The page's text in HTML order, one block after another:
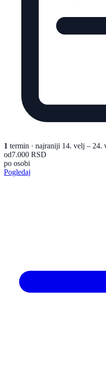
1 termin · najraniji 14. velj – 24.
od7.000 RSD
po osobi
Pogledaj